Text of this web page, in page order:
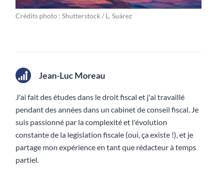
Crédits photo : Shutterstock / L. Suárez
Jean-Luc Moreau
J'ai fait des études dans le droit fiscal et j'ai travaillé
pendant des années dans un cabinet de conseil fiscal. Je
suis passionné par la complexité et l'évolution
constante de la legislation fiscale (oui, ça existe !), et je
partage mon expérience en tant que rédacteur à temps
partiel.